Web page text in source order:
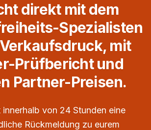
direkt mit dem
Spezialisten
mit
Prüfbericht und
Partner-Preisen.
innerhalb von 24 Stunden eine
Rückmeldung zu eurem